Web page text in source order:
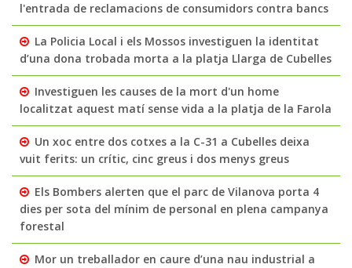
l'entrada de reclamacions de consumidors contra bancs
La Policia Local i els Mossos investiguen la identitat
d’una dona trobada morta a la platja Llarga de Cubelles
Investiguen les causes de la mort d'un home
localitzat aquest matí sense vida a la platja de la Farola
Un xoc entre dos cotxes a la C-31 a Cubelles deixa
vuit ferits: un crític, cinc greus i dos menys greus
Els Bombers alerten que el parc de Vilanova porta 4
dies per sota del mínim de personal en plena campanya
forestal
Mor un treballador en caure d’una nau industrial a